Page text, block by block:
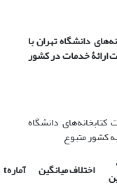
دانشگاه تهران با
ارائۀ خدمات در کشور
دانشگاه
کشور متبوع
اختلاف میانگین آمارهt